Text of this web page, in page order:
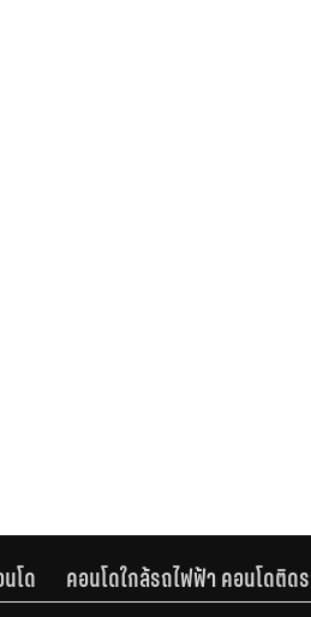
โด คอนโดใกล้รถไฟฟ้า คอนโดติด